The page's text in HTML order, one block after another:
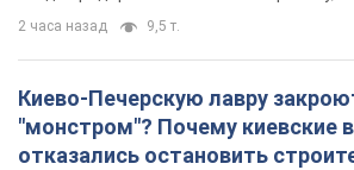
2 часа назад 9,5 т.
Киево-Печерскую лавру
"монстром"? Почему киевские
отказались остановить